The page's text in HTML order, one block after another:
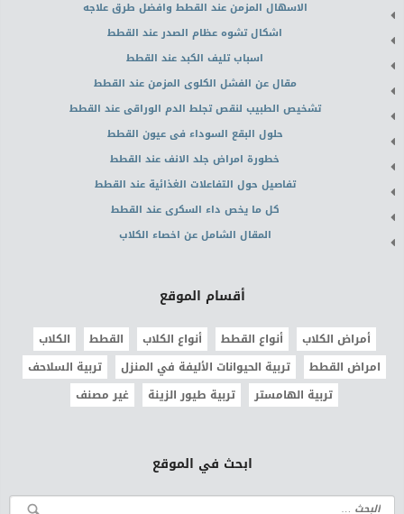
الاسهال المزمن عند القطط وافضل طرق علاجه
اشكال تشوه عظام الصدر عند القطط
اسباب تليف الكبد عند القطط
مقال عن الفشل الكلوى المزمن عند القطط
تشخيص الطبيب لنقص تجلط الدم الوراقى عند القطط
حلول البقع السوداء فى عيون القطط
خطورة امراض جلد الانف عند القطط
تفاصيل حول التفاعلات الغذائية عند القطط
كل ما يخص داء السكرى عند القطط
المقال الشامل عن اخصاء الكلاب
أقسام الموقع
أمراض الكلاب أنواع القطط أنواع الكلاب القطط
الكلاب
امراض القطط
تربية الحيوانات الأليفة في المنزل
تربية السلاحف
تربية الهامستر
تربية طيور الزينة غير مصنف
ابحث في الموقع